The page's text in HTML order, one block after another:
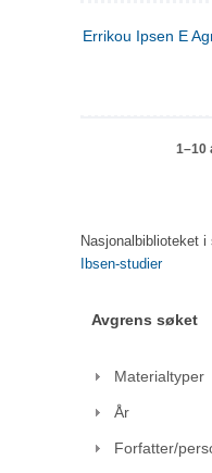
Errikou Ipsen E
1–10
Nasjonalbiblioteket i
Ibsen-studier
Avgrens søket
Materialtyper
År
Forfatter/